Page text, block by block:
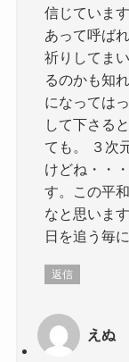
信じていま
あって呼ば
祈りしてま
るのかも知
になっては
して下さる
ても。 ３次
けどね・・
す。この平
なと思いま
日を追う毎
返信
えぬ